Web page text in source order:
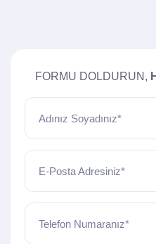
FORMU DOLDURUN,
Adınız Soyadınız*
E-Posta Adresiniz*
Telefon Numaranız*